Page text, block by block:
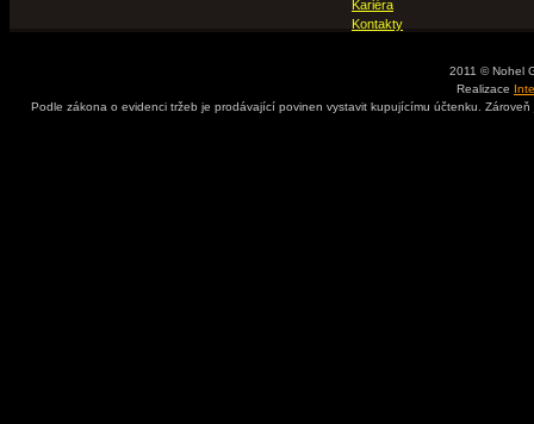
Kariéra
Kontakty
2011 © Nohel
Realizace
Podle zákona o evidenci tržeb je prodávající povinen vystavit kupujícímu účtenku.